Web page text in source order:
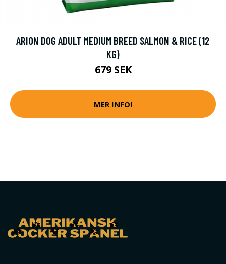
ARION DOG ADULT MEDIUM BREED SALMON & RICE (12
KG)
679 SEK
MER INFO!